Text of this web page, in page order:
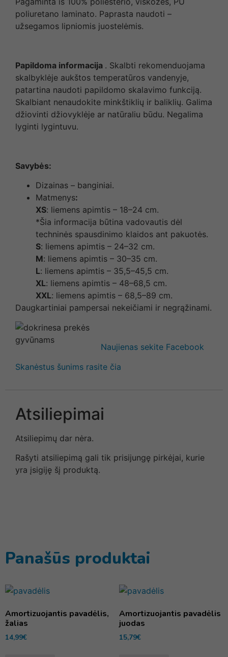
poliuretano laminato. Paprasta naudoti –
užsegamos lipniomis juostelėmis.
Papildoma informacija . Skalbti rekomenduojama
skalbyklėje aukštos temperatūros vandenyje,
patartina naudoti papildomo skalavimo funkciją.
Skalbiant nenaudokite minkštiklių ir baliklių. Galima
džiovinti džiovyklėje ar natūraliu būdu. Negalima
lyginti lygintuvu.
Savybės:
Dizainas – banginiai.
Matmenys:
XS: liemens apimtis – 18–24 cm.
*Šia informacija būtina vadovautis dėl
techninės spausdinimo klaidos ant pakuotės.
S: liemens apimtis – 24–32 cm.
M: liemens apimtis – 30–35 cm.
L: liemens apimtis – 35,5–45,5 cm.
XL: liemens apimtis – 48–68,5 cm.
XXL: liemens apimtis – 68,5–89 cm.
Daugkartiniai pampersai nekeičiami ir negrąžinami.
Naujienas sekite Facebook
Skanėstus šunims rasite čia
Atsiliepimai
Atsiliepimų dar nėra.
Rašyti atsiliepimą gali tik prisijungę pirkėjai, kurie
yra įsigiję šį produktą.
Panašūs produktai
Amortizuojantis pavadėlis,
žalias
14,99€
Amortizuojantis pavadėlis
juodas
15,79€